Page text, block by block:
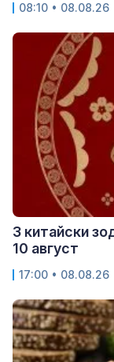
08:10 • 08.08.26
3 китайски
10 август
17:00 • 08.08.26